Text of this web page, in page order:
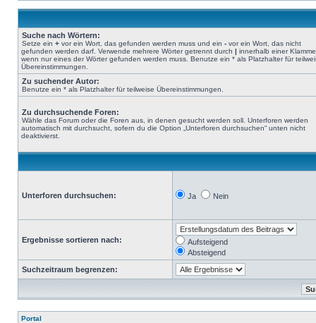
Suche nach Wörtern:
Setze ein + vor ein Wort, das gefunden werden muss und ein - vor ein Wort, das nicht
gefunden werden darf. Verwende mehrere Wörter getrennt durch | innerhalb einer
wenn nur eines der Wörter gefunden werden muss. Benutze ein * als Platzhalter für
Übereinstimmungen.
Zu suchender Autor:
Benutze ein * als Platzhalter für teilweise Übereinstimmungen.
Zu durchsuchende Foren:
Wähle das Forum oder die Foren aus, in denen gesucht werden soll. Unterforen werden
automatisch mit durchsucht, sofern du die Option „Unterforen durchsuchen“ unten nicht
deaktivierst.
Unterforen durchsuchen: Ja Nein
Ergebnisse sortieren nach:
Aufsteigend
Absteigend
Suchzeitraum begrenzen:
Portal